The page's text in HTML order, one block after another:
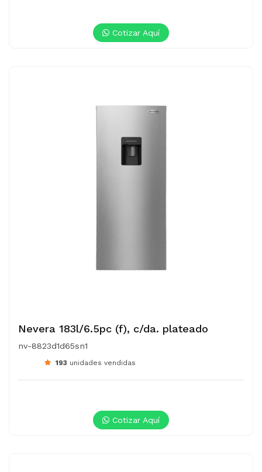
Cotizar Aquí
Nevera 183l/6.5pc (f), c/da. plateado
nv-8823d1d65sn1
193 unidades vendidas
Cotizar Aquí